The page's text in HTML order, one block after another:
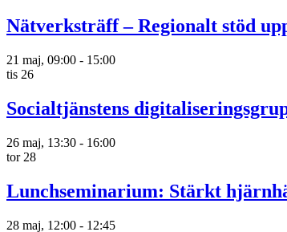
Nätverksträff – Regionalt stöd
21 maj, 09:00 - 15:00
tis 26
Socialtjänstens
26 maj, 13:30 - 16:00
tor 28
Lunchseminarium: Stärkt
28 maj, 12:00 - 12:45